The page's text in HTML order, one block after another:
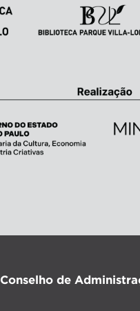
Conselho de